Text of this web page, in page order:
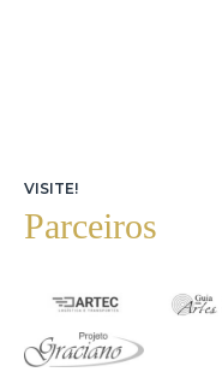
VISITE!
Parceiros